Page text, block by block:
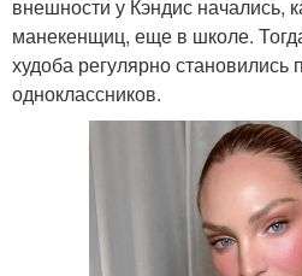
внешности у Кэндис начались,
манекенщиц, еще в школе.
худоба регулярно
одноклассников.